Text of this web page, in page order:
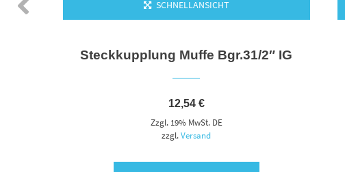
SCHNELLANSICHT
Steckkupplung Muffe Bgr.31/2″ IG
12,54 €
Zzgl. 19% MwSt. DE
zzgl.Versand